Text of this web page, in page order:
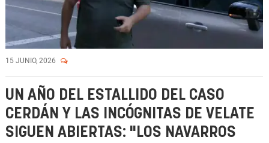
15 JUNIO, 2026
UN AÑO DEL ESTALLIDO DEL CASO
CERDÁN Y LAS INCÓGNITAS DE VELATE
SIGUEN ABIERTAS: "LOS NAVARROS